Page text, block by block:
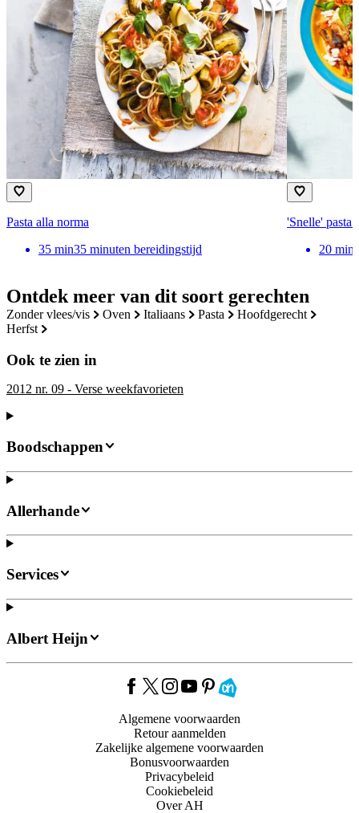
Ontdek meer van dit soort gerechten
zonder vlees/vis oven italiaans pasta
hoofdgerecht
herfst
Ook te zien in
2012 nr. 09 - Verse weekfavorieten
Pasta alla norma
35 min35 minuten bereidingstijd
'Snelle' pasta
20 min
Boodschappen
Allerhande
Services
Albert Heijn
Algemene voorwaarden
Retour aanmelden
Zakelijke algemene voorwaarden
Bonusvoorwaarden
Privacybeleid
Cookiebeleid
Over AH